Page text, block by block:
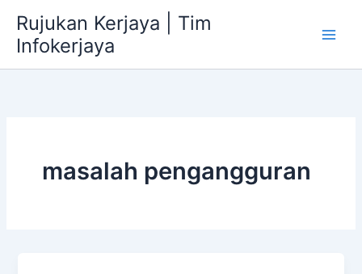
content
Rujukan Kerjaya | Tim
Infokerjaya
masalah pengangguran